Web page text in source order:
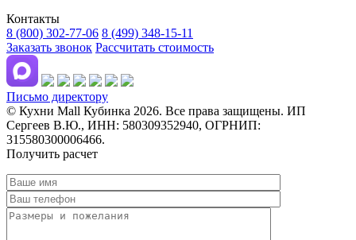
Контакты
8 (800) 302-77-06 8 (499) 348-15-11
Заказать звонок Рассчитать стоимость
Письмо директору
© Кухни Mall Кубинка 2026. Все права защищены. ИП
Сергеев В.Ю., ИНН: 580309352940, ОГРНИП:
315580300006466.
Получить расчет